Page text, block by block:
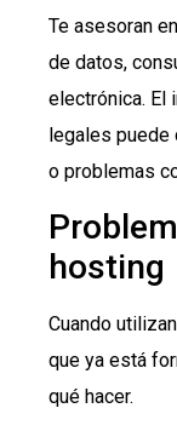
Te asesoran
de datos,
electrónica. El
legales puede
o problemas
hosting
Cuando
que ya está
qué hacer.